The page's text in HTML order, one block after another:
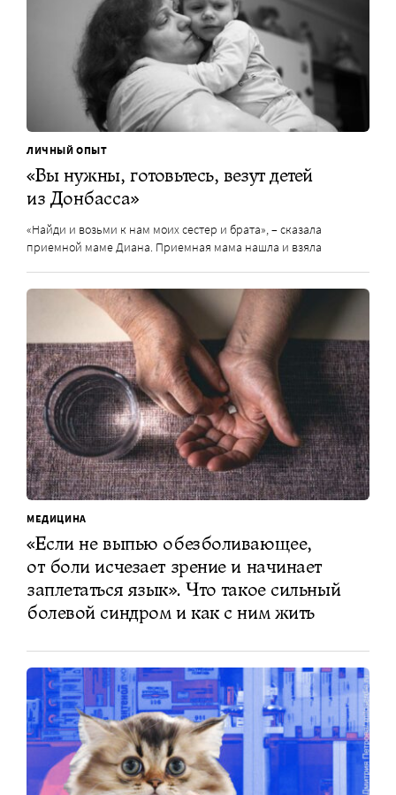
ЛИЧНЫЙ ОПЫТ
«Вы нужны, готовьтесь, везут детей
из Донбасса»
«Найди и возьми к нам моих сестер и брата», – сказала
приемной маме Диана. Приемная мама нашла и взяла
МЕДИЦИНА
«Если не выпью обезболивающее,
от боли исчезает зрение и начинает
заплетаться язык». Что такое сильный
болевой синдром и как с ним жить